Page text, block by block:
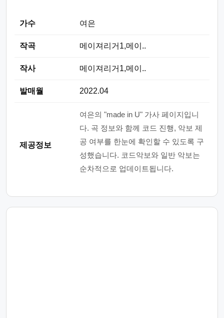
가수 여은
작곡 메이져리거1,메이..
작사 메이져리거1,메이..
발매월 2022.04
제공정보
여은의 "made in U" 가사 페이지입니
다. 곡 정보와 함께 코드 진행, 악보 제
공 여부를 한눈에 확인할 수 있도록 구
성했습니다. 코드악보와 일반 악보는
순차적으로 업데이트됩니다.